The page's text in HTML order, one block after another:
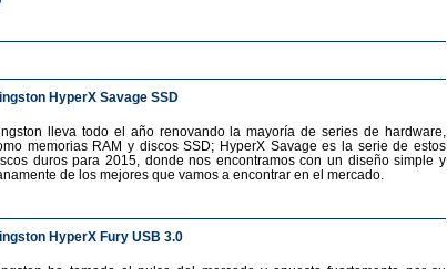
HyperX Savage SSD
lleva todo el año renovando la mayoría de series de hardware,
memorias RAM y discos SSD; HyperX Savage es la serie de estos
duros para 2015, donde nos encontramos con un diseño simple y
de los mejores que vamos a encontrar en el mercado.
HyperX Fury USB 3.0